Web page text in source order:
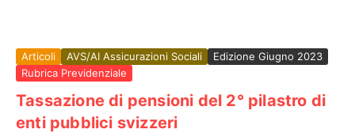
Articoli AVS/AI Assicurazioni Sociali
Edizione Giugno 2023
Rubrica Previdenziale
Tassazione di pensioni del 2° pilastro di
enti pubblici svizzeri